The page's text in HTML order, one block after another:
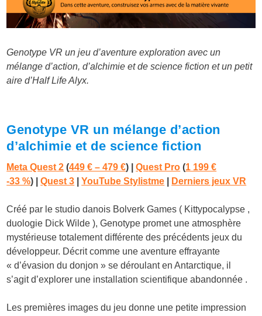
Genotype VR un jeu d’aventure exploration avec un
mélange d’action, d’alchimie et de science fiction et un petit
aire d’Half Life Alyx.
Genotype VR un mélange d’action
d’alchimie et de science fiction
Meta Quest 2 (449 € – 479 €) |Quest Pro (1 199 €
-33 %) |Quest 3 YouTube Stylistme Derniers jeux VR
Créé par le studio danois Bolverk Games ( Kittypocalypse ,
duologie Dick Wilde ), Genotype promet une atmosphère
mystérieuse totalement différente des précédents jeux du
développeur. Décrit comme une aventure effrayante
« d’évasion du donjon » se déroulant en Antarctique, il
s’agit d’explorer une installation scientifique abandonnée .
Les premières images du jeu donne une petite impression